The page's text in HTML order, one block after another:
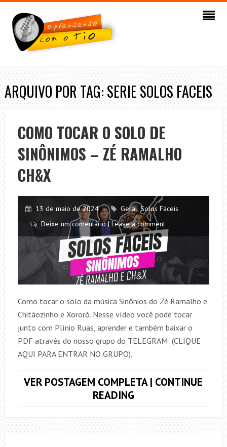
ARQUIVO POR TAG: SERIE SOLOS FACEIS
COMO TOCAR O SOLO DE
SINÔNIMOS – ZÉ RAMALHO
CH&X
13 de maio de 2024 Geral, Solos Fáceis
Deixe um comentário | Leave a comment
Como tocar o solo da música Sinônios do Zé Ramalho e
Chitãozinho e Xororó. Nesse vídeo você pode tocar
junto com Plínio Ruas, aprender e também baixar o
PDF através do nosso grupo do TELEGRAM: (CLIQUE
AQUI PARA ENTRAR NO GRUPO).
VER POSTAGEM COMPLETA | CONTINUE
READINGCOMO
O
SOLO